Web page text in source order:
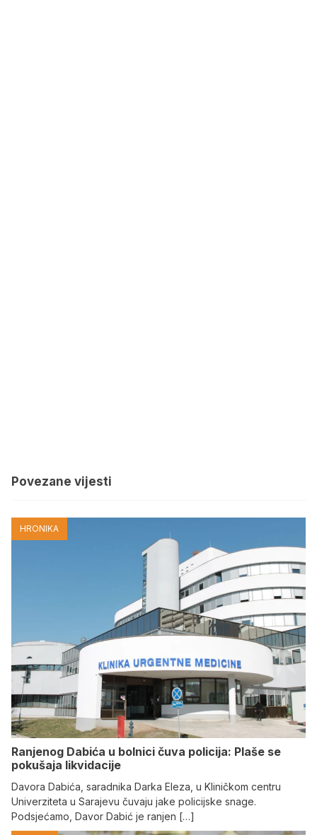
Povezane vijesti
HRONIKA
Ranjenog Dabića u bolnici čuva policija: Plaše se
pokušaja likvidacije
Davora Dabića, saradnika Darka Eleza, u Kliničkom centru
Univerziteta u Sarajevu čuvaju jake policijske snage.
Podsjećamo, Davor Dabić je ranjen […]